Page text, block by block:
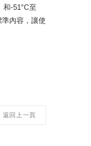
和-51°C至
內容，讓使
返回上一頁